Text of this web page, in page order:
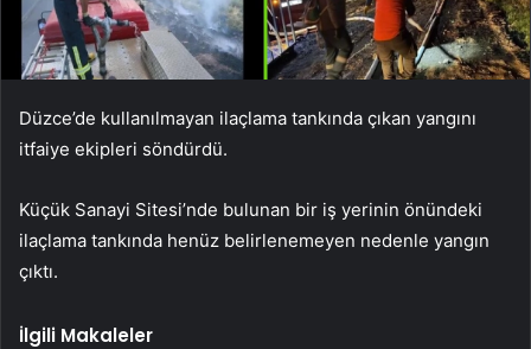
Düzce’de kullanılmayan ilaçlama tankında çıkan yangını
itfaiye ekipleri söndürdü.
Küçük Sanayi Sitesi’nde bulunan bir iş yerinin önündeki
ilaçlama tankında henüz belirlenemeyen nedenle yangın
çıktı.
İlgili Makaleler